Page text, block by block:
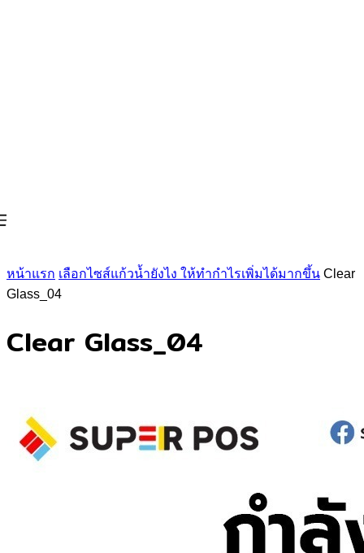
หน้าแรก เลือกไซส์แก้วน้ำยังไง ให้ทำกำไรเพิ่มได้มากขึ้น Clear
Glass_04
Clear Glass_04